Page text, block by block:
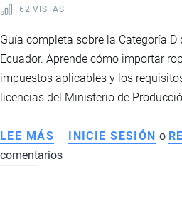
62 VISTAS
Guía completa sobre la Categoría D
Ecuador. Aprende cómo importar
impuestos aplicables y los
licencias del Ministerio de
LEE MÁS SOBRE
CATEGORÍA
INICIE SESIÓN o
comentarios